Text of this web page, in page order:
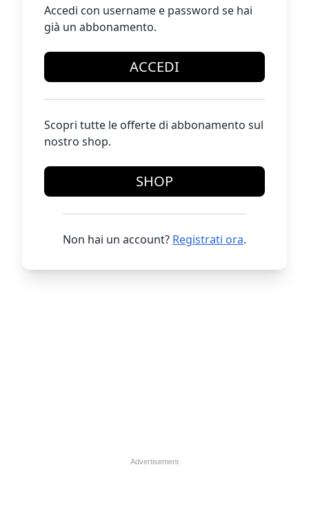
Accedi con username e password se hai
già un abbonamento.
ACCEDI
Scopri tutte le offerte di abbonamento sul
nostro shop.
SHOP
Non hai un account? Registrati ora.